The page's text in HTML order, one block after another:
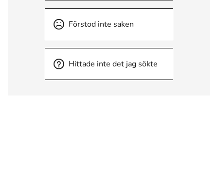
Förstod inte saken
Hittade inte det jag sökte